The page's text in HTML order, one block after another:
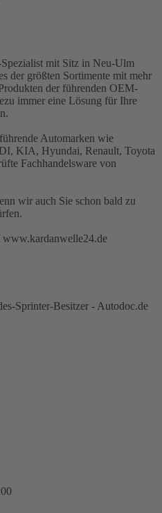
mit Sitz in Neu-Ulm
der größten Sortimente mit mehr
der führenden OEM-
immer eine Lösung für Ihre
Automarken wie
KIA, Hyundai, Renault, Toyota
Fachhandelsware von
wir auch Sie schon bald zu
www.kardanwelle24.de
Sprinter-Besitzer - Autodoc.de